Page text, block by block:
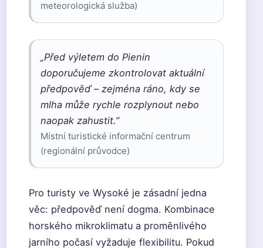
meteorologická služba)
„Před výletem do Pienin
doporučujeme zkontrolovat aktuální
předpověď – zejména ráno, kdy se
mlha může rychle rozplynout nebo
naopak zahustit.”
Místní turistické informační centrum
(regionální průvodce)
Pro turisty ve Wysoké je zásadní jedna
věc: předpověď není dogma. Kombinace
horského mikroklimatu a proměnlivého
jarního počasí vyžaduje flexibilitu. Pokud